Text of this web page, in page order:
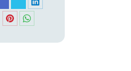
Condividi
su
Condividi
su
Condividi
LinkedIn
CondividiCondividi